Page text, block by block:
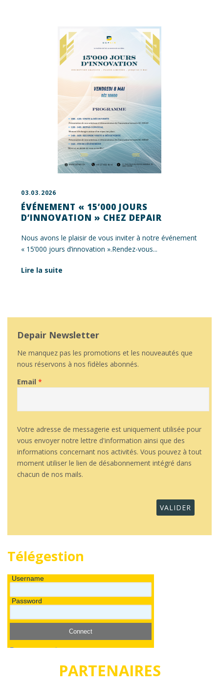
03.03.2026
ÉVÉNEMENT « 15’000 JOURS
D’INNOVATION » CHEZ DEPAIR
Nous avons le plaisir de vous inviter à notre événement
« 15’000 jours d’innovation ».Rendez-vous...
Lire la suite
Depair Newsletter
Ne manquez pas les promotions et les nouveautés que
nous réservons à nos fidèles abonnés.
Email *
Votre adresse de messagerie est uniquement utilisée pour
vous envoyer notre lettre d'information ainsi que des
informations concernant nos activités. Vous pouvez à tout
moment utiliser le lien de désabonnement intégré dans
chacun de nos mails.
Télégestion
PARTENAIRES